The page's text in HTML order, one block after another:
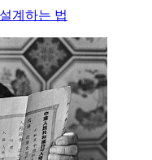
계하는 법